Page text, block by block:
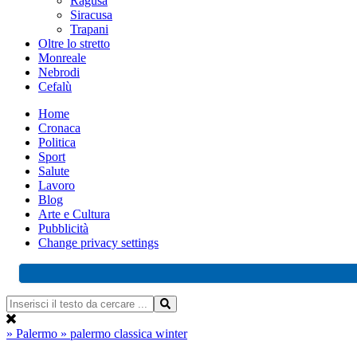
Siracusa
Trapani
Oltre lo stretto
Monreale
Nebrodi
Cefalù
Home
Cronaca
Politica
Sport
Salute
Lavoro
Blog
Arte e Cultura
Pubblicità
Change privacy settings
» Palermo » palermo classica winter